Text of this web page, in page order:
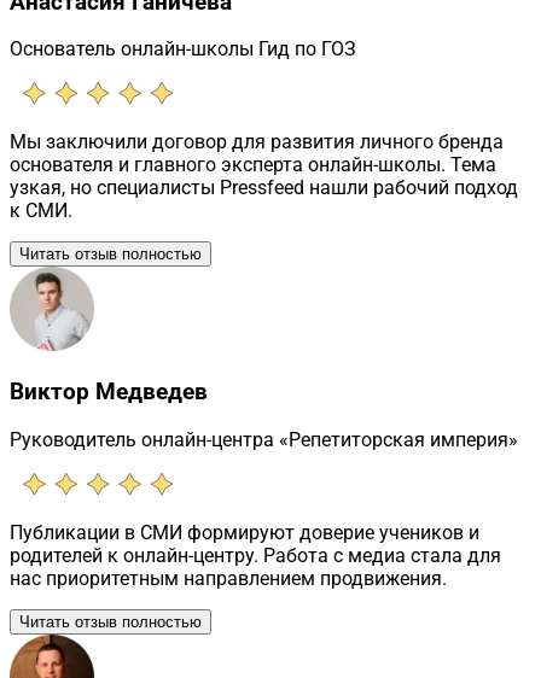
Основатель онлайн-школы Гид по ГОЗ
Мы заключили договор для развития личного бренда
основателя и главного эксперта онлайн-школы. Тема
узкая, но специалисты Pressfeed нашли рабочий подход
к СМИ.
Читать отзыв полностью
Виктор Медведев
Руководитель онлайн-центра «Репетиторская империя»
Публикации в СМИ формируют доверие учеников и
родителей к онлайн-центру. Работа с медиа стала для
нас приоритетным направлением продвижения.
Читать отзыв полностью